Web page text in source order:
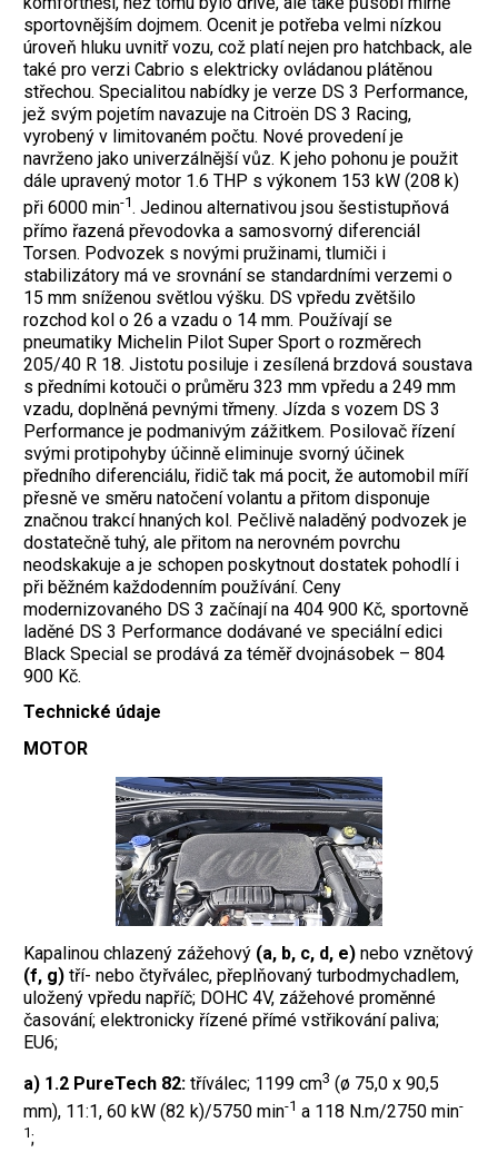
sportovnějším dojmem. Ocenit je potřeba velmi nízkou
úroveň hluku uvnitř vozu, což platí nejen pro hatchback, ale
také pro verzi Cabrio s elektricky ovládanou plátěnou
střechou. Specialitou nabídky je verze DS 3 Performance,
jež svým pojetím navazuje na Citroën DS 3 Racing,
vyrobený v limitovaném počtu. Nové provedení je
navrženo jako univerzálnější vůz. K jeho pohonu je použit
dále upravený motor 1.6 THP s výkonem 153 kW (208 k)
při 6000 min-1. Jedinou alternativou jsou šestistupňová
přímo řazená převodovka a samosvorný diferenciál
Torsen. Podvozek s novými pružinami, tlumiči i
stabilizátory má ve srovnání se standardními verzemi o
15 mm sníženou světlou výšku. DS vpředu zvětšilo
rozchod kol o 26 a vzadu o 14 mm. Používají se
pneumatiky Michelin Pilot Super Sport o rozměrech
205/40 R 18. Jistotu posiluje i zesílená brzdová soustava
s předními kotouči o průměru 323 mm vpředu a 249 mm
vzadu, doplněná pevnými třmeny. Jízda s vozem DS 3
Performance je podmanivým zážitkem. Posilovač řízení
svými protipohyby účinně eliminuje svorný účinek
předního diferenciálu, řidič tak má pocit, že automobil míří
přesně ve směru natočení volantu a přitom disponuje
značnou trakcí hnaných kol. Pečlivě naladěný podvozek je
dostatečně tuhý, ale přitom na nerovném povrchu
neodskakuje a je schopen poskytnout dostatek pohodlí i
při běžném každodenním používání. Ceny
modernizovaného DS 3 začínají na 404 900 Kč, sportovně
laděné DS 3 Performance dodávané ve speciální edici
Black Special se prodává za téměř dvojnásobek – 804
900 Kč.
Technické údaje
MOTOR
Kapalinou chlazený zážehový (a, b, c, d, e) nebo vznětový
(f, g) tří- nebo čtyřválec, přeplňovaný turbodmychadlem,
uložený vpředu napříč; DOHC 4V, zážehové proměnné
časování; elektronicky řízené přímé vstřikování paliva;
EU6;
a) 1.2 PureTech 82: tříválec; 1199 cm3 (ø 75,0 x 90,5
mm), 11:1, 60 kW (82 k)/5750 min-1 a 118 N.m/2750 min-
1;